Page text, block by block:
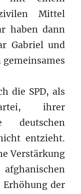
Mittel
haben dann
Gabriel und
die SPD, als
ihrer
deutschen
entzieht.
Verstärkung
Erhöhung der